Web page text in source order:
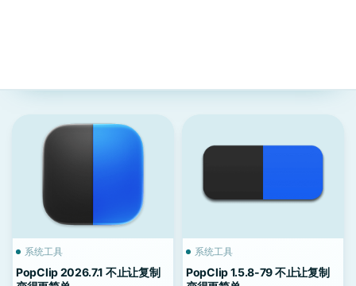
系统工具
PopClip 2026.7.1 不止让复制
系统工具
PopClip 1.5.8-79 不止让复制